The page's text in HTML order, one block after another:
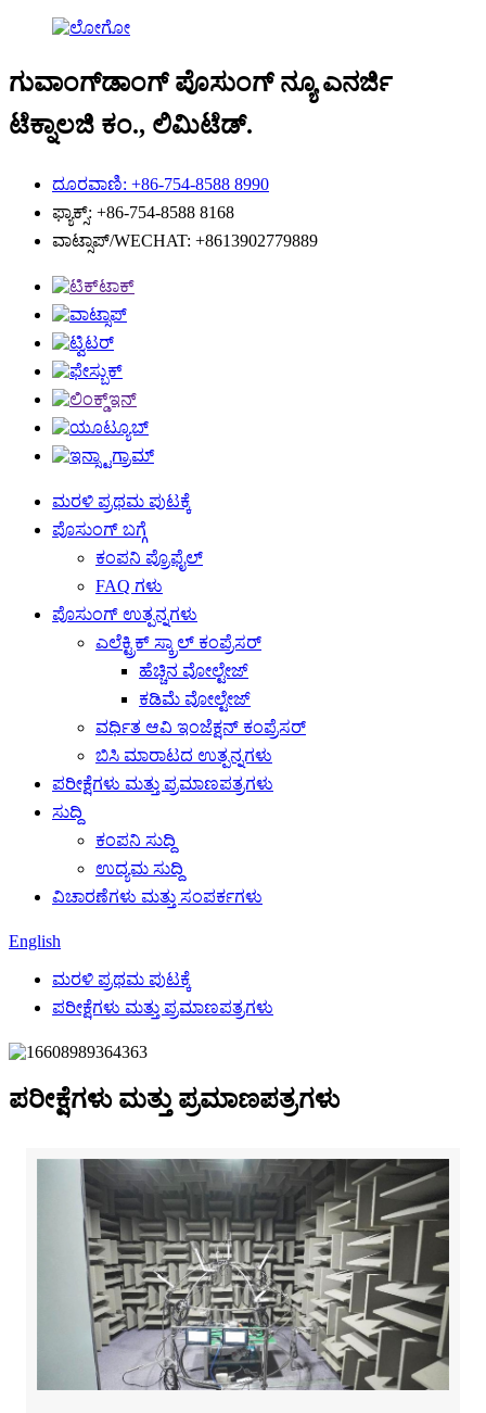
ಗುವಾಂಗ್‌ಡಾಂಗ್ ಪೊಸುಂಗ್ ನ್ಯೂ ಎನರ್ಜಿ
ಟೆಕ್ನಾಲಜಿ ಕಂ., ಲಿಮಿಟೆಡ್.
ದೂರವಾಣಿ: +86-754-8588 8990
ಫ್ಯಾಕ್ಸ್: +86-754-8588 8168
ವಾಟ್ಸಾಪ್/WECHAT: +8613902779889
ಮರಳಿ ಪ್ರಥಮ ಪುಟಕ್ಕೆ
ಪೊಸುಂಗ್ ಬಗ್ಗೆ
ಕಂಪನಿ ಪ್ರೊಫೈಲ್
FAQ ಗಳು
ಪೊಸುಂಗ್ ಉತ್ಪನ್ನಗಳು
ಎಲೆಕ್ಟ್ರಿಕ್ ಸ್ಕ್ರಾಲ್ ಕಂಪ್ರೆಸರ್
ಹೆಚ್ಚಿನ ವೋಲ್ಟೇಜ್
ಕಡಿಮೆ ವೋಲ್ಟೇಜ್
ವರ್ಧಿತ ಆವಿ ಇಂಜೆಕ್ಷನ್ ಕಂಪ್ರೆಸರ್
ಬಿಸಿ ಮಾರಾಟದ ಉತ್ಪನ್ನಗಳು
ಪರೀಕ್ಷೆಗಳು ಮತ್ತು ಪ್ರಮಾಣಪತ್ರಗಳು
ಸುದ್ದಿ
ಕಂಪನಿ ಸುದ್ದಿ
ಉದ್ಯಮ ಸುದ್ದಿ
ವಿಚಾರಣೆಗಳು ಮತ್ತು ಸಂಪರ್ಕಗಳು
English
ಮರಳಿ ಪ್ರಥಮ ಪುಟಕ್ಕೆ
ಪರೀಕ್ಷೆಗಳು ಮತ್ತು ಪ್ರಮಾಣಪತ್ರಗಳು
ಪರೀಕ್ಷೆಗಳು ಮತ್ತು ಪ್ರಮಾಣಪತ್ರಗಳು